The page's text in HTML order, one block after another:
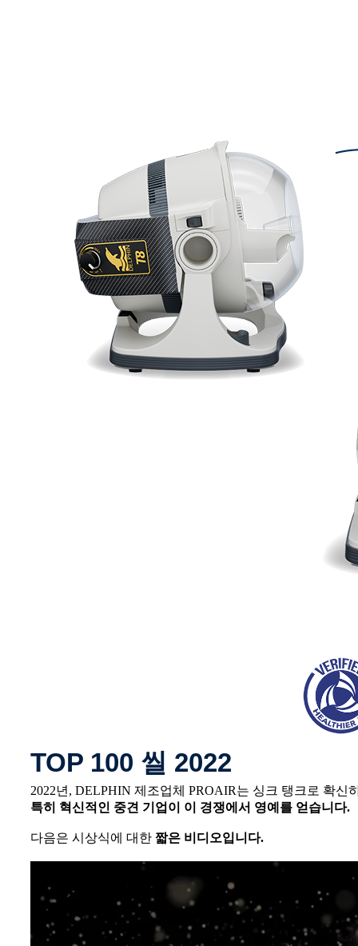
TOP 100 씰 2022
2022년, DELPHIN 제조업체 PROAIR는 싱크 탱크로 확신
특히 혁신적인 중견 기업이 이 경쟁에서 영예를 얻습니다.
다음은 시상식에 대한 짧은 비디오입니다.